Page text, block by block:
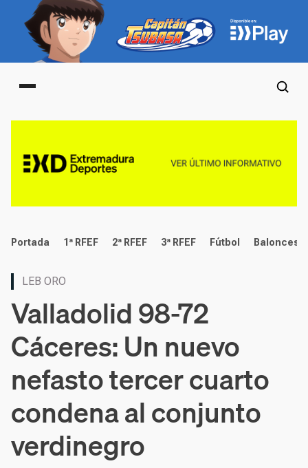
Main menu
deportes
Portada 1ª RFEF 2ª RFEF 3ª RFEF Fútbol Baloncesto
LEB ORO
Valladolid 98-72
Cáceres: Un nuevo
nefasto tercer cuarto
condena al conjunto
verdinegro